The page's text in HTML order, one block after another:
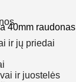
ir jų priedai
ir juostelės
40mm raudonas